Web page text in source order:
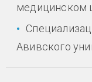
медицинском
Авивского